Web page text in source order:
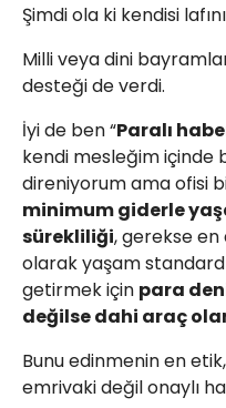
Şimdi ola ki kendisi
Milli veya dini
desteği de verdi.
İyi de ben “Paralı
kendi mesleğim içinde
direniyorum ama ofisi
minimum giderle
sürekliliği, gerekse
olarak yaşam
getirmek için para
değilse dahi araç
Bunu edinmenin en
emrivaki değil onaylı